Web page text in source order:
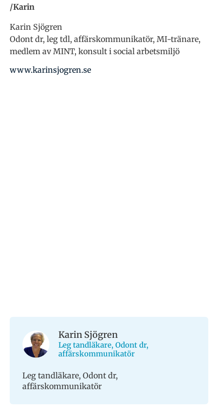
/Karin
Karin Sjögren
Odont dr, leg tdl, affärskommunikatör, MI-tränare,
medlem av MINT, konsult i social arbetsmiljö
www.karinsjogren.se
Karin Sjögren
Leg tandläkare, Odont dr,
affärskommunikatör
Leg tandläkare, Odont dr,
affärskommunikatör